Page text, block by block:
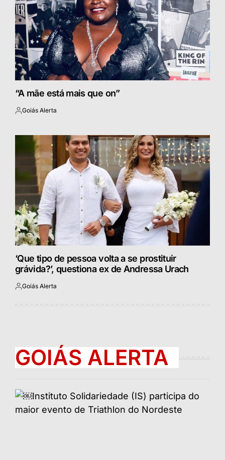
“A mãe está mais que on”
Postado
Goiás Alerta
‘Que tipo de pessoa volta a se prostituir
grávida?’, questiona ex de Andressa Urach
Postado
Goiás Alerta
GOIÁS ALERTA